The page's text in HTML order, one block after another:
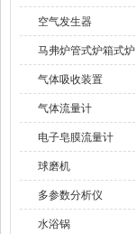
空气发生器
马弗炉管式炉箱式炉
气体吸收装置
气体流量计
电子皂膜流量计
球磨机
多参数分析仪
水浴锅